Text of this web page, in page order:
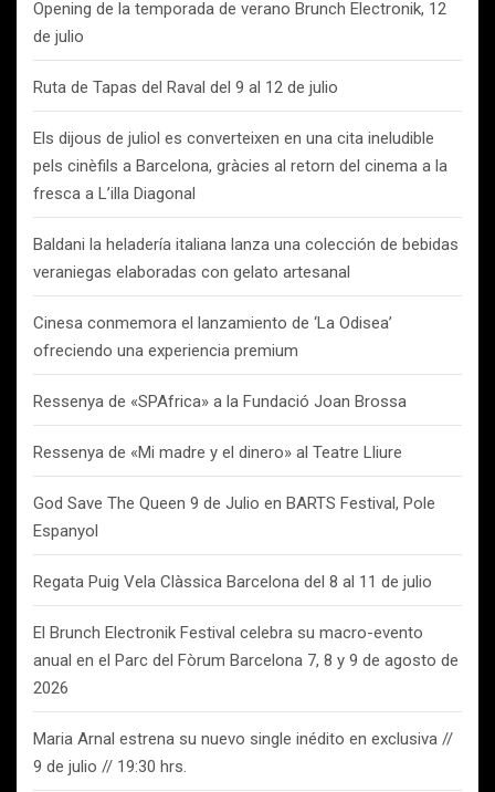
Opening de la temporada de verano Brunch Electronik, 12
de julio
Ruta de Tapas del Raval del 9 al 12 de julio
Els dijous de juliol es converteixen en una cita ineludible
pels cinèfils a Barcelona, gràcies al retorn del cinema a la
fresca a L’illa Diagonal
Baldani la heladería italiana lanza una colección de bebidas
veraniegas elaboradas con gelato artesanal
Cinesa conmemora el lanzamiento de ‘La Odisea’
ofreciendo una experiencia premium
Ressenya de «SPAfrica» a la Fundació Joan Brossa
Ressenya de «Mi madre y el dinero» al Teatre Lliure
God Save The Queen 9 de Julio en BARTS Festival, Pole
Espanyol
Regata Puig Vela Clàssica Barcelona del 8 al 11 de julio
El Brunch Electronik Festival celebra su macro-evento
anual en el Parc del Fòrum Barcelona 7, 8 y 9 de agosto de
2026
Maria Arnal estrena su nuevo single inédito en exclusiva //
9 de julio // 19:30 hrs.